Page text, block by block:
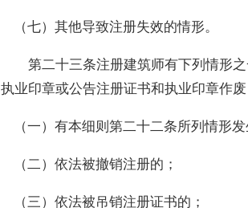
（七）其他导致注册失效的情形。
第二十三条注册建筑师有下列情形之
执业印章或公告注册证书和执业印章作
（一）有本细则第二十二条所列情形
（二）依法被撤销注册的；
（三）依法被吊销注册证书的；